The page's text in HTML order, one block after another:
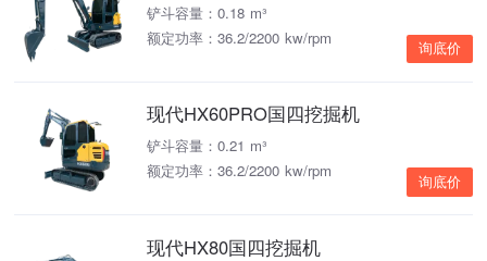
铲斗容量：0.18 m³
额定功率：36.2/2200 kw/rpm
询底价
现代HX60PRO国四挖掘机
铲斗容量：0.21 m³
额定功率：36.2/2200 kw/rpm
询底价
现代HX80国四挖掘机